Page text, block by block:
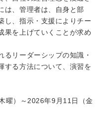
は、管理者は、自身と部
し、指示・支援によりチー
果を上げていくことが求め
るリーダーシップの知識・
する方法について、演習を
曜）～2026年9月11日（金